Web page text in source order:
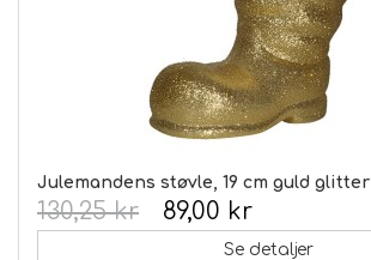
Julemandens støvle, 19 cm guld glitter
89,00 kr
130,25 kr
Se detaljer